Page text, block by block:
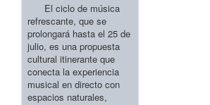
El ciclo de música
refrescante, que se
prolongará hasta el 25 de
julio, es una propuesta
cultural itinerante que
conecta la experiencia
musical en directo con
espacios naturales,